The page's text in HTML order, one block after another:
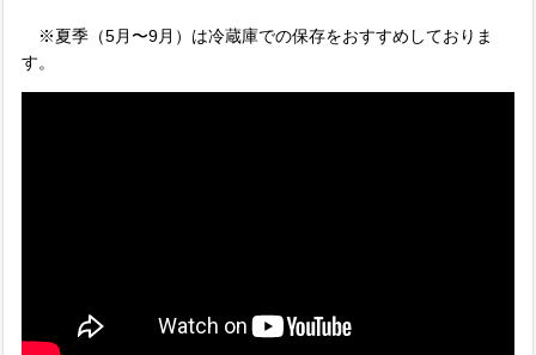
※夏季（5月〜9月）は冷蔵庫での保存をおすすめしておりま
す。